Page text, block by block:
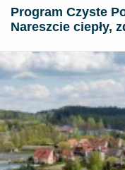
Program Czyste
Nareszcie ciepły,